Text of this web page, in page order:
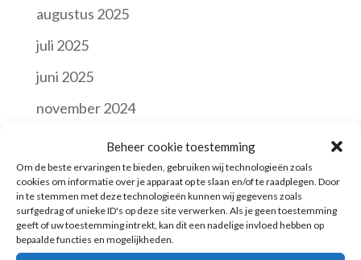
Beheer cookie toestemming
Om de beste ervaringen te bieden, gebruiken wij technologieën zoals
cookies om informatie over je apparaat op te slaan en/of te raadplegen. Door
in te stemmen met deze technologieën kunnen wij gegevens zoals
surfgedrag of unieke ID's op deze site verwerken. Als je geen toestemming
geeft of uw toestemming intrekt, kan dit een nadelige invloed hebben op
bepaalde functies en mogelijkheden.
augustus 2025
juli 2025
juni 2025
november 2024
oktober 2024
juni 2024
april 2024
oktober 2023